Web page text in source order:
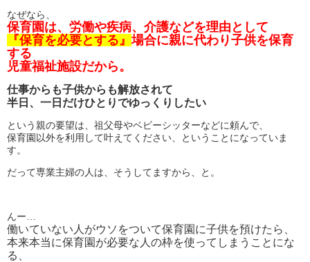
なぜなら、
保育園は、労働や疾病、介護などを理由として
『保育を必要とする』場合に親に代わり子供を保育
する
児童福祉施設だから。
仕事からも子供からも解放されて
半日、一日だけひとりでゆっくりしたい
という親の要望は、祖父母やベビーシッターなどに頼んで、
保育園以外を利用して叶えてください、ということになっていま
す。
だって専業主婦の人は、そうしてますから、と。
んー…
働いていない人がウソをついて保育園に子供を預けたら、
本来本当に保育園が必要な人の枠を使ってしまうことにな
る、